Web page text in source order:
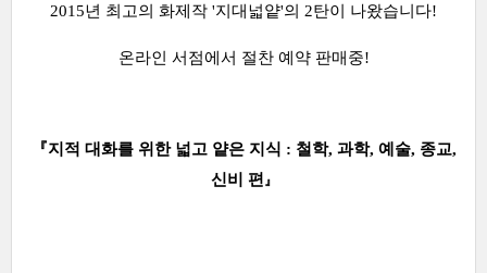
2015년 최고의 화제작 '지대넓얕'의 2탄이 나왔습니다!
온라인 서점에서 절찬 예약 판매중!
『지적 대화를 위한 넓고 얕은 지식 : 철학, 과학, 예술, 종교,
신비 편 』